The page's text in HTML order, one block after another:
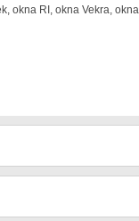
okna RI, okna Vekra, okna